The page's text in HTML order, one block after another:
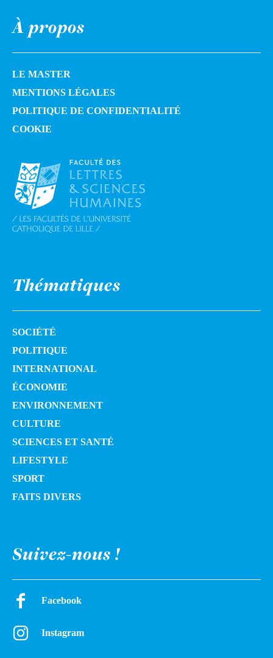
À propos
LE MASTER
MENTIONS LÉGALES
POLITIQUE DE CONFIDENTIALITÉ
COOKIE
Thématiques
SOCIÉTÉ
POLITIQUE
INTERNATIONAL
ÉCONOMIE
ENVIRONNEMENT
CULTURE
SCIENCES ET SANTÉ
LIFESTYLE
SPORT
FAITS DIVERS
Suivez-nous !
Facebook
Instagram